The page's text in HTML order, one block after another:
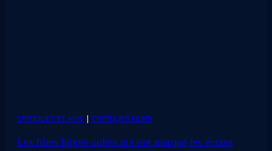
CRITIQUES ET AVIS | CRITIQUES FILMS
Les films hippie cultes qui ont marqué les écrans